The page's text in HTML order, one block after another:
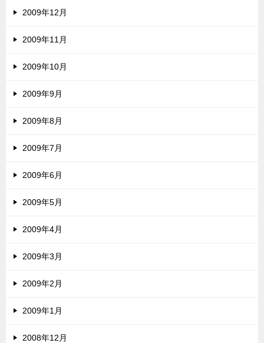
2009年12月
2009年11月
2009年10月
2009年9月
2009年8月
2009年7月
2009年6月
2009年5月
2009年4月
2009年3月
2009年2月
2009年1月
2008年12月